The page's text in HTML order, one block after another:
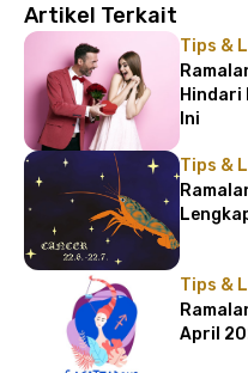
Artikel Terkait
Tips &
Hindari
Ini
Tips &
Tips &
April